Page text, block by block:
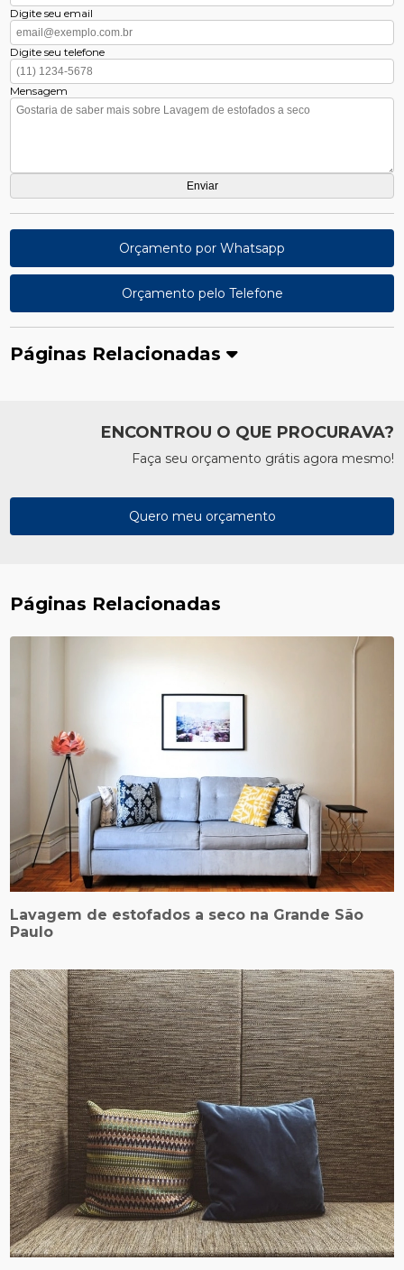
Digite seu email
Digite seu telefone
Mensagem
Orçamento por Whatsapp
Orçamento pelo Telefone
Páginas Relacionadas
ENCONTROU O QUE PROCURAVA?
Faça seu orçamento grátis agora mesmo!
Quero meu orçamento
Páginas Relacionadas
Lavagem de estofados a seco na Grande São
Paulo